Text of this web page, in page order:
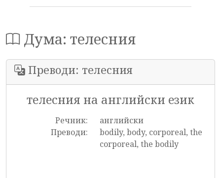
Дума: телесния
Преводи: телесния
телесния на английски език
Речник:
английски
Преводи:
bodily, body, corporeal, the
corporeal, the bodily